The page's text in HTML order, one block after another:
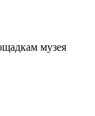
музея